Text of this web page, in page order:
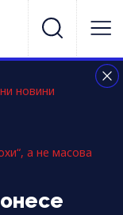
новини
а не масова